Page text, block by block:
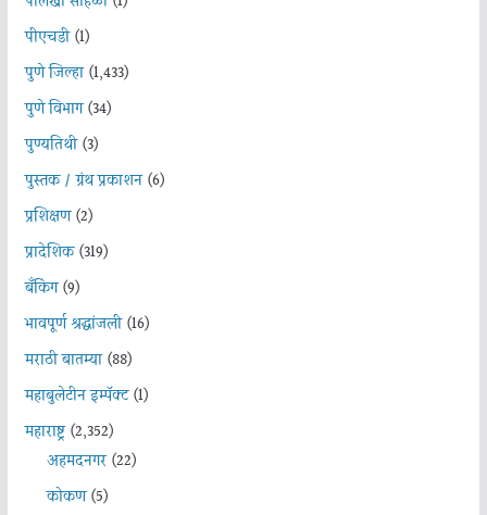
पीएचडी(1)
पुणे जिल्हा(1,433)
पुणे विभाग(34)
पुण्यतिथी(3)
पुस्तक / ग्रंथ प्रकाशन(6)
प्रशिक्षण(2)
प्रादेशिक(319)
बँकिंग(9)
भावपूर्ण श्रद्धांजली(16)
मराठी बातम्या(88)
महाबुलेटीन इम्पॅक्ट(1)
महाराष्ट्र(2,352)
अहमदनगर(22)
कोकण(5)